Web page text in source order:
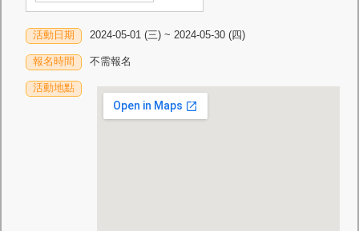
活動日期 2024-05-01 (三) ~ 2024-05-30 (四)
報名時間 不需報名
活動地點